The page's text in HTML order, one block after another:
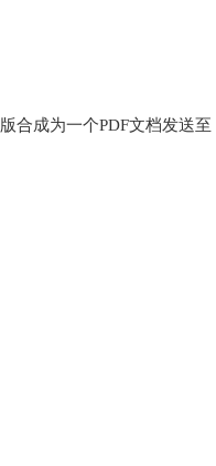
合成为一个PDF文档发送至